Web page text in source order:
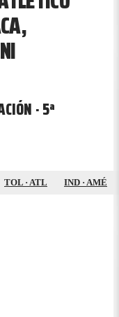
· 5ª
TOL · ATL IND · AMÉ